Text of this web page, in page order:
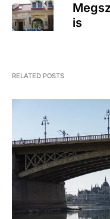
is
RELATED POSTS